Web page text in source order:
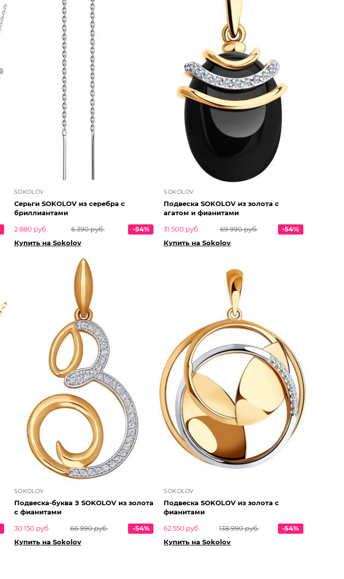
SOKOLOV
Серьги SOKOLOV из серебра с
бриллиантами
2 880 руб.
6 390 руб.
-54%
Купить на Sokolov
SOKOLOV
Подвеска SOKOLOV из золота с
агатом и фианитами
31 500 руб.
69 990 руб.
-54%
Купить на Sokolov
SOKOLOV
Подвеска-буква З SOKOLOV из золота
с фианитами
30 150 руб.
66 990 руб.
-54%
Купить на Sokolov
SOKOLOV
Подвеска SOKOLOV из золота с
фианитами
62 550 руб.
138 990 руб.
-54%
Купить на Sokolov